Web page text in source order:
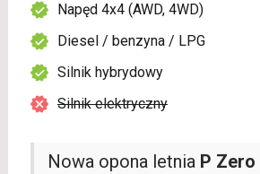
Nowa opona letnia P Zero
Napęd 4x4 (AWD, 4WD)
Diesel / benzyna / LPG
Silnik hybrydowy
Silnik elektryczny